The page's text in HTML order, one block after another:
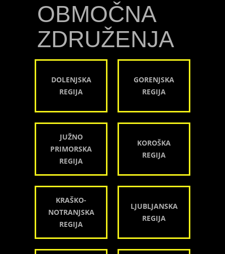
OBMOČNA
ZDRUŽENJA
DOLENJSKA
REGIJA
GORENJSKA
REGIJA
JUŽNO
PRIMORSKA
REGIJA
KOROŠKA
REGIJA
KRAŠKO-
NOTRANJSKA
REGIJA
LJUBLJANSKA
REGIJA